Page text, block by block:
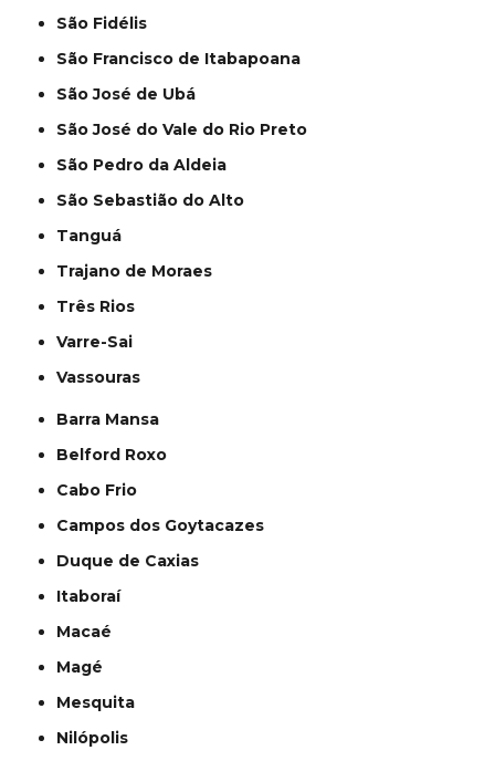
São Fidélis
São Francisco de Itabapoana
São José de Ubá
São José do Vale do Rio Preto
São Pedro da Aldeia
São Sebastião do Alto
Tanguá
Trajano de Moraes
Três Rios
Varre-Sai
Vassouras
Barra Mansa
Belford Roxo
Cabo Frio
Campos dos Goytacazes
Duque de Caxias
Itaboraí
Macaé
Magé
Mesquita
Nilópolis